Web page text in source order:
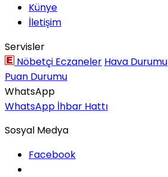
Künye
İletişim
Servisler
Nöbetçi Eczaneler Hava Durumu
Puan Durumu
WhatsApp
WhatsApp İhbar Hattı
Sosyal Medya
Facebook